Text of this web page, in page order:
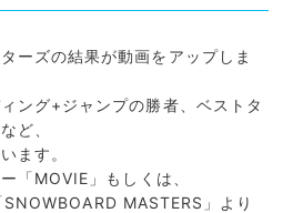
ーズの結果が動画をアップしま
ング+ジャンプの勝者、ベストタ
ど、
ます。
「MOVIE」もしくは、
MASTERS」より